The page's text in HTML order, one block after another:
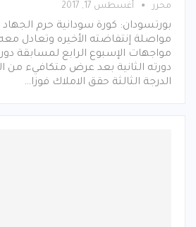
محرر أغسطس 17, 2017
بورتسودان: كورة سودانية حرم
مواصلة إنتفاضته الأخيره وتعادل
مواجهات الإسبوع الرابع لمسابقة
دورته الثانية بعد عرض متكافيء من
الدرجة الثالثة حقق الاملاك فوزا…